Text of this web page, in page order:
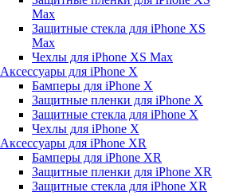
Max
Защитные стекла для iPhone XS
Max
Чехлы для iPhone XS Max
Аксессуары для iPhone X
Бамперы для iPhone X
Защитные пленки для iPhone X
Защитные стекла для iPhone X
Чехлы для iPhone X
Аксессуары для iPhone XR
Бамперы для iPhone XR
Защитные пленки для iPhone XR
Защитные стекла для iPhone XR